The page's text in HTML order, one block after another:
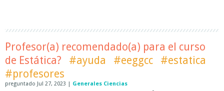
Profesor(a) recomendado(a) para el curso
de Estática?
#ayuda #eeggcc
#estatica
#profesores
preguntado Jul 27, 2023 | Generales Ciencias